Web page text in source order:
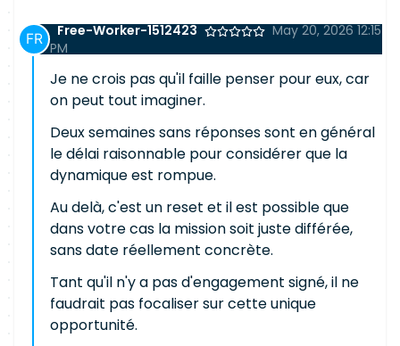
Free-Worker-1512423
May 20, 2026 12:15
PM
Je ne crois pas qu'il faille penser pour eux, car
on peut tout imaginer.
Deux semaines sans réponses sont en général
le délai raisonnable pour considérer que la
dynamique est rompue.
Au delà, c'est un reset et il est possible que
dans votre cas la mission soit juste différée,
sans date réellement concrète.
Tant qu'il n'y a pas d'engagement signé, il ne
faudrait pas focaliser sur cette unique
opportunité.